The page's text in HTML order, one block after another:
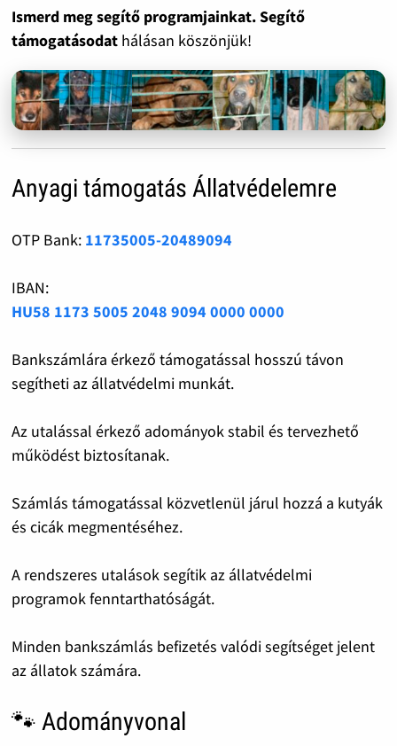
Ismerd meg segítő programjainkat. Segítő
támogatásodat hálásan köszönjük!
Anyagi támogatás Állatvédelemre
OTP Bank: 11735005-20489094
IBAN:
HU58 1173 5005 2048 9094 0000 0000
Bankszámlára érkező támogatással hosszú távon
segítheti az állatvédelmi munkát.
Az utalással érkező adományok stabil és tervezhető
működést biztosítanak.
Számlás támogatással közvetlenül járul hozzá a kutyák
és cicák megmentéséhez.
A rendszeres utalások segítik az állatvédelmi
programok fenntarthatóságát.
Minden bankszámlás befizetés valódi segítséget jelent
az állatok számára.
🐾 Adományvonal